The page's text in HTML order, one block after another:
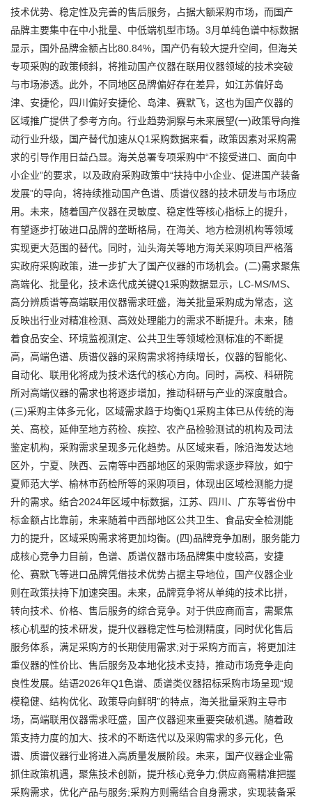
技术优势、稳定性及完善的售后服务，占据大额采购市场，而国产
品牌主要集中在中小批量、中低端机型市场。3月单纯色谱中标数据
显示，国外品牌金额占比80.84%，国产仍有较大提升空间，但海关
专项采购的政策倾斜，将推动国产仪器在联用仪器领域的技术突破
与市场渗透。此外，不同地区品牌偏好存在差异，如江苏偏好岛
津、安捷伦，四川偏好安捷伦、岛津、赛默飞，这也为国产仪器的
区域推广提供了参考方向。行业趋势洞察与未来展望(一)政策导向推
动行业升级，国产替代加速从Q1采购数据来看，政策因素对采购需
求的引导作用日益凸显。海关总署专项采购中“不接受进口、面向中
小企业”的要求，以及政府采购政策中“扶持中小企业、促进国产装备
发展”的导向，将持续推动国产色谱、质谱仪器的技术研发与市场应
用。未来，随着国产仪器在灵敏度、稳定性等核心指标上的提升，
有望逐步打破进口品牌的垄断格局，在海关、地方检测机构等领域
实现更大范围的替代。同时，汕头海关等地方海关采购项目严格落
实政府采购政策，进一步扩大了国产仪器的市场机会。(二)需求聚焦
高端化、批量化，技术迭代成关键Q1采购数据显示，LC-MS/MS、
高分辨质谱等高端联用仪器需求旺盛，海关批量采购成为常态，这
反映出行业对精准检测、高效处理能力的需求不断提升。未来，随
着食品安全、环境监视测定、公共卫生等领域检测标准的不断提
高，高端色谱、质谱仪器的采购需求将持续增长，仪器的智能化、
自动化、联用化将成为技术迭代的核心方向。同时，高校、科研院
所对高端仪器的需求也将逐步增加，推动科研与产业的深度融合。
(三)采购主体多元化，区域需求趋于均衡Q1采购主体已从传统的海
关、高校，延伸至地方药检、疾控、农产品检验测试的机构及司法
鉴定机构，采购需求呈现多元化趋势。从区域来看，除沿海发达地
区外，宁夏、陕西、云南等中西部地区的采购需求逐步释放，如宁
夏师范大学、榆林市药检所等的采购项目，体现出区域检测能力提
升的需求。结合2024年区域中标数据，江苏、四川、广东等省份中
标金额占比靠前，未来随着中西部地区公共卫生、食品安全检测能
力的提升，区域采购需求将更加均衡。(四)品牌竞争加剧，服务能力
成核心竞争力目前，色谱、质谱仪器市场品牌集中度较高，安捷
伦、赛默飞等进口品牌凭借技术优势占据主导地位，国产仪器企业
则在政策扶持下加速突围。未来，品牌竞争将从单纯的技术比拼，
转向技术、价格、售后服务的综合竞争。对于供应商而言，需聚焦
核心机型的技术研发，提升仪器稳定性与检测精度，同时优化售后
服务体系，满足采购方的长期使用需求;对于采购方而言，将更加注
重仪器的性价比、售后服务及本地化技术支持，推动市场竞争走向
良性发展。结语2026年Q1色谱、质谱类仪器招标采购市场呈现“规
模稳健、结构优化、政策导向鲜明”的特点，海关批量采购主导市
场，高端联用仪器需求旺盛，国产仪器迎来重要突破机遇。随着政
策支持力度的加大、技术的不断迭代以及采购需求的多元化，色
谱、质谱仪器行业将进入高质量发展阶段。未来，国产仪器企业需
抓住政策机遇，聚焦技术创新，提升核心竞争力;供应商需精准把握
采购需求，优化产品与服务;采购方则需结合自身需求，实现装备采